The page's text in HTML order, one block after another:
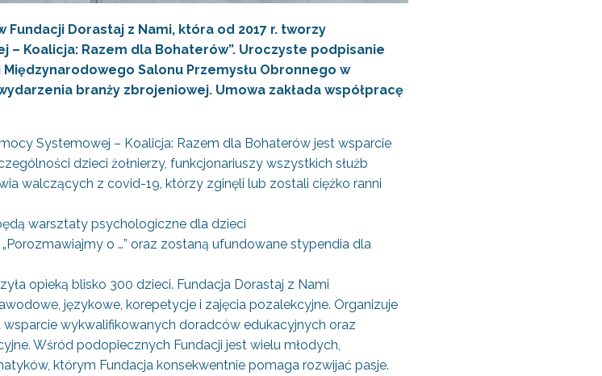
Fundacji Dorastaj z Nami, która od 2017 r. tworzy
– Koalicja: Razem dla Bohaterów”. Uroczyste podpisanie
Salonu Przemysłu Obronnego w
branży zbrojeniowej. Umowa zakłada współpracę
Systemowej – Koalicja: Razem dla Bohaterów jest wsparcie
dzieci żołnierzy, funkcjonariuszy wszystkich służb
walczących z covid-19, którzy zginęli lub zostali ciężko ranni
warsztaty psychologiczne dla dzieci
o …” oraz zostaną ufundowane stypendia dla
opieką blisko 300 dzieci. Fundacja Dorastaj z Nami
językowe, korepetycje i zajęcia pozalekcyjne. Organizuje
wykwalifikowanych doradców edukacyjnych oraz
Wśród podopiecznych Fundacji jest wielu młodych,
którym Fundacja konsekwentnie pomaga rozwijać pasje.